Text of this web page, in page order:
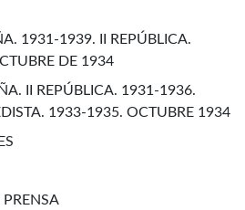
1931-1939. II REPÚBLICA.
DE 1934
II REPÚBLICA. 1931-1936.
1933-1935. OCTUBRE 1934
PRENSA